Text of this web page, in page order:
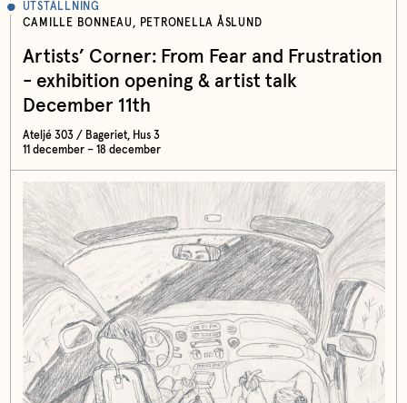
UTSTÄLLNING
CAMILLE BONNEAU, PETRONELLA ÅSLUND
Artists’ Corner: From Fear and Frustration
- exhibition opening & artist talk
December 11th
Ateljé 303 / Bageriet, Hus 3
11 december – 18 december